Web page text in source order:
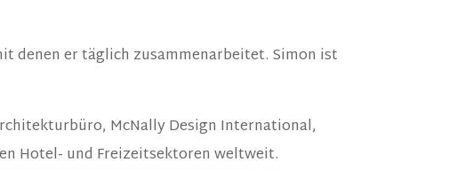
denen er täglich zusammenarbeitet. Simon ist
McNally Design International,
Hotel- und Freizeitsektoren weltweit.